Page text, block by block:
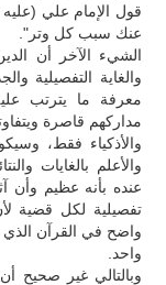
قول الإمام علي
عنك سبب كل وتر".
الشيء الآخر أن
والغاية التفصيلية
معرفة ما يترتب
مداركهم قاصرة
والأذكياء فقط،
والأعلم بالغايات
عنده بأنه عظيم وأن
تفصيلية لكل قضية
واضح في القرآن الذي
واحد.
وبالتالي غير صحيح أن